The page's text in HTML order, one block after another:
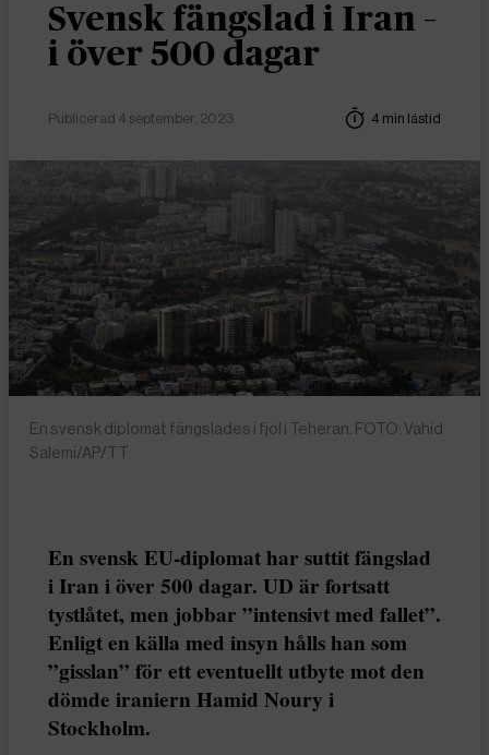
Svensk fängslad i Iran –
i över 500 dagar
Publicerad 4 september, 2023 4 min lästid
En svensk diplomat fängslades i fjol i Teheran. FOTO: Vahid
Salemi/AP/TT
En svensk EU-diplomat har suttit fängslad
i Iran i över 500 dagar. UD är fortsatt
tystlåtet, men jobbar ”intensivt med fallet”.
Enligt en källa med insyn hålls han som
”gisslan” för ett eventuellt utbyte mot den
dömde iraniern Hamid Noury i
Stockholm.